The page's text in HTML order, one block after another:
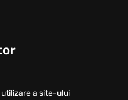
a site-ului